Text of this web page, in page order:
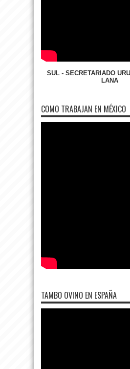
SUL - SECRETARIADO
LANA
COMO TRABAJAN EN MÉXICO
TAMBO OVINO EN ESPAÑA